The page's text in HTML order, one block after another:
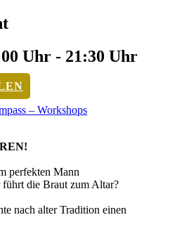
Uhr - 21:30 Uhr
– Workshops
perfekten Mann
die Braut zum Altar?
nach alter Tradition einen